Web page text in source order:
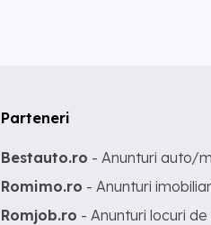
Parteneri
Bestauto.ro - Anunturi auto/
Romimo.ro - Anunturi
Romjob.ro - Anunturi locuri